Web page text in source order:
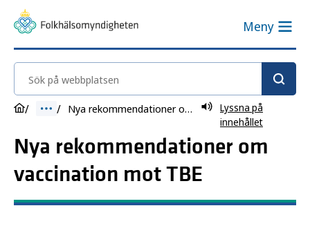
Meny
Sök på webbplatsen
Nya rekommendationer om vaccination mot TBE
Lyssna på
innehållet
Nya rekommendationer om
vaccination mot TBE